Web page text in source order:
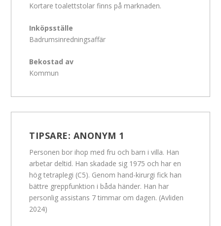
Kortare toalettstolar finns på marknaden.
Inköpsställe
Badrumsinredningsaffär
Bekostad av
Kommun
TIPSARE: ANONYM 1
Personen bor ihop med fru och barn i villa. Han
arbetar deltid. Han skadade sig 1975 och har en
hög tetraplegi (C5). Genom hand-kirurgi fick han
bättre greppfunktion i båda händer. Han har
personlig assistans 7 timmar om dagen. (Avliden
2024)